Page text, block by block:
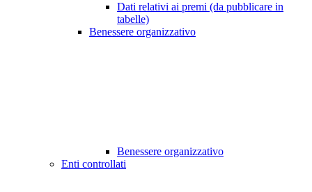
Dati relativi ai premi (da pubblicare in
tabelle)
Benessere organizzativo
Benessere organizzativo
Enti controllati